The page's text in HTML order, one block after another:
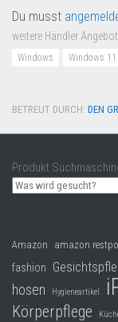
Du musst
weitere Händler
Windows
Windows 11
BETREUT DURCH: DEN
Produkt
Amazon amazon
fashion
hosen Hygieneartikel
Körperpflege